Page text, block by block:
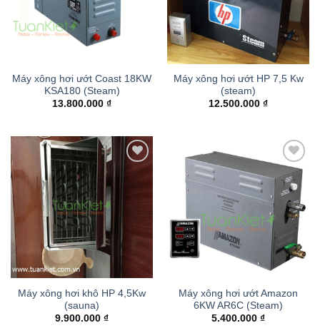
Máy xông hơi ướt Coast 18KW
KSA180 (Steam)
13.800.000 ₫
Máy xông hơi ướt HP 7,5 Kw
(steam)
12.500.000 ₫
Add to
Máy xông hơi khô HP 4,5Kw
(sauna)
9.900.000 ₫
Add to
wishlist
Máy xông hơi ướt Amazon
6KW AR6C (Steam)
5.400.000 ₫